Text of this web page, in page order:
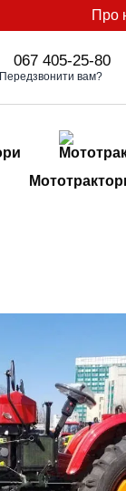
Про
067 405-25-80
Передзвонити вам?